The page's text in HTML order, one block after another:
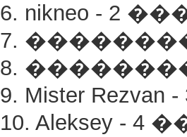
6. nikneo - 2
7.
8.
9. Mister
10. Aleksey -